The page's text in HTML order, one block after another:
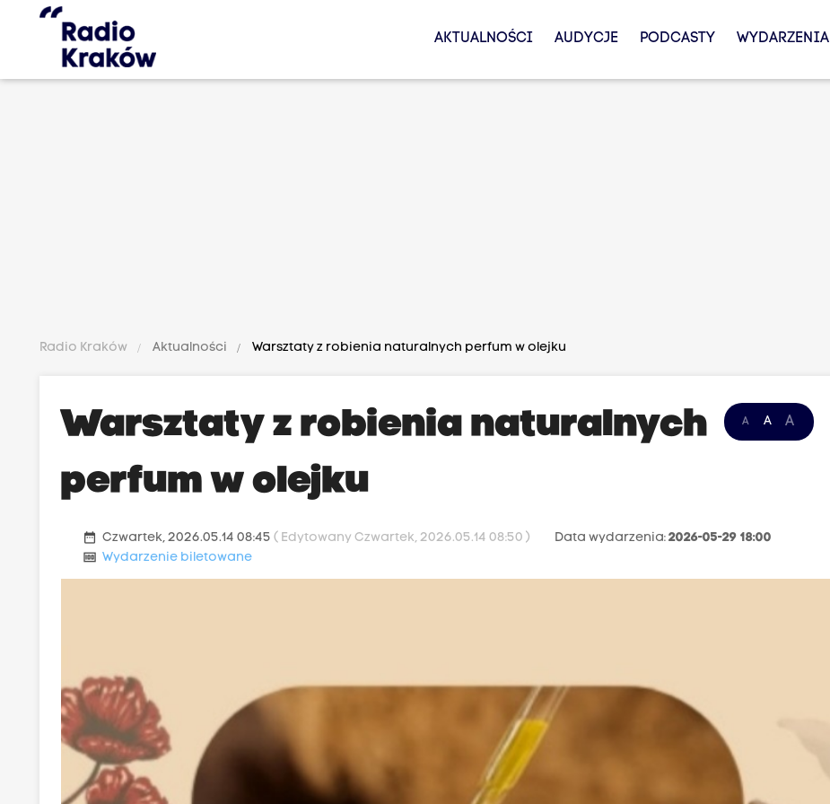
AKTUALNOŚCI AUDYCJE PODCASTY WYDARZENIA
Radio Kraków Aktualności Warsztaty z robienia naturalnych perfum w olejku
A A A
Warsztaty z robienia naturalnych
perfum w olejku
date_range Czwartek, 2026.05.14 08:45( Edytowany Czwartek, 2026.05.14 08:50 ) Data wydarzenia:2026-05-29 18:00
money Wydarzenie biletowane